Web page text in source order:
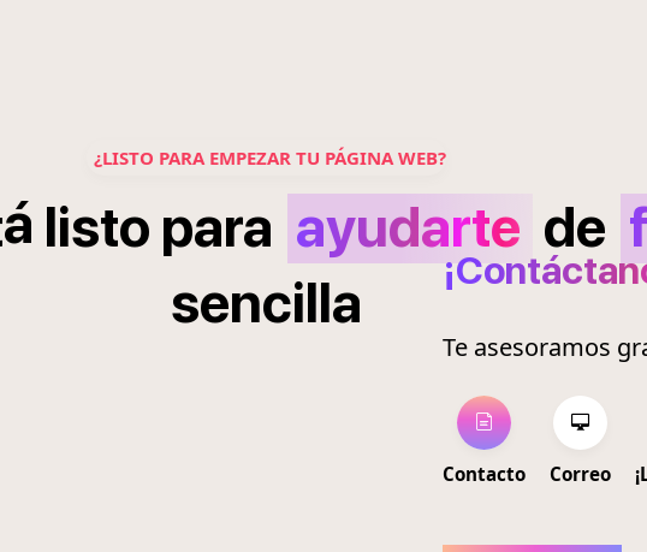
¿LISTO PARA EMPEZAR TU PÁGINA WEB?
á listo para ayudarte de
sencilla
Te asesoramos
Contacto Correo